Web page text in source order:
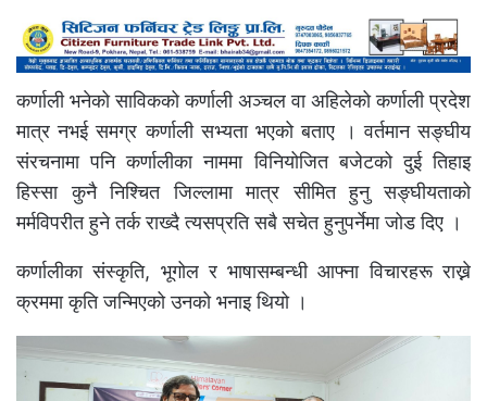
कर्णाली भनेको साविकको कर्णाली अञ्चल वा अहिलेको कर्णाली प्रदेश
मात्र नभई समग्र कर्णाली सभ्यता भएको बताए । वर्तमान सङ्घीय
संरचनामा पनि कर्णालीका नाममा विनियोजित बजेटको दुई तिहाइ
हिस्सा कुनै निश्चित जिल्लामा मात्र सीमित हुनु सङ्घीयताको
मर्मविपरीत हुने तर्क राख्दै त्यसप्रति सबै सचेत हुनुपर्नेमा जोड दिए ।
कर्णालीका संस्कृति, भूगोल र भाषासम्बन्धी आफ्ना विचारहरू राख्ने
क्रममा कृति जन्मिएको उनको भनाइ थियो ।